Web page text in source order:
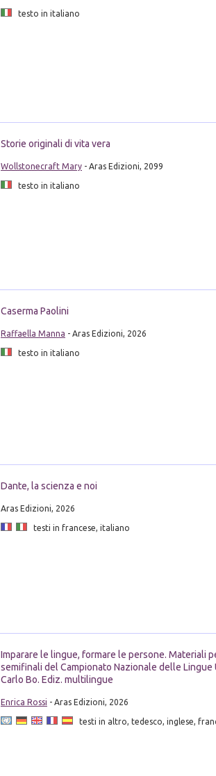
testo in italiano
Storie originali di vita vera
Wollstonecraft Mary- Aras Edizioni, 2099
testo in italiano
Caserma Paolini
Raffaella Manna - Aras Edizioni, 2026
testo in italiano
Dante, la scienza e noi
Aras Edizioni, 2026
testi in francese, italiano
Imparare le lingue, formare le persone. Materiali
semifinali del Campionato Nazionale delle Lingue
Carlo Bo. Ediz. multilingue
Enrica Rossi - Aras Edizioni, 2026
testi in altro, tedesco, inglese,